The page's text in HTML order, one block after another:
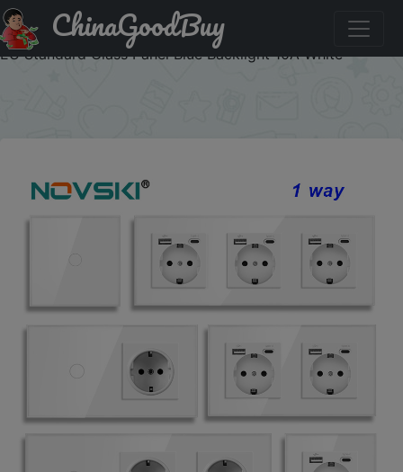
Купить по распродаже : NOVSKI1/2/3Gang Touch Light
Switch 1Way Simple Sensor Switch Type-c USB Sockets
EU Standard Glass Panel Blue Backlight 10A White
ChinaGoodBuy